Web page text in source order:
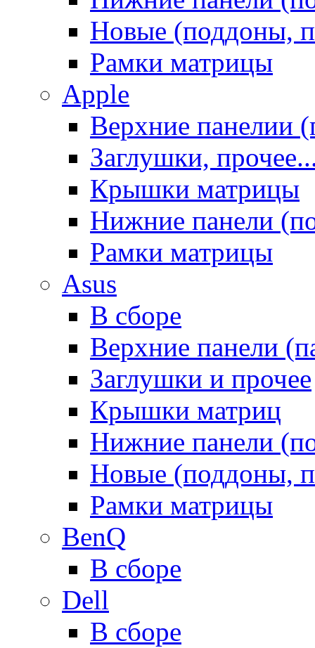
Новые (поддоны,
Рамки матрицы
Apple
Верхние панелии
Заглушки,
Крышки матрицы
Нижние панели
Рамки матрицы
Asus
В сборе
Верхние панели
Заглушки и прочее
Крышки матриц
Нижние панели
Новые (поддоны,
Рамки матрицы
BenQ
В сборе
Dell
В сборе